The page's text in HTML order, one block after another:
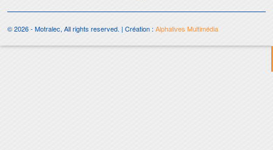
© 2026 - Motralec, All rights reserved. | Création : Alphalives Multimédia